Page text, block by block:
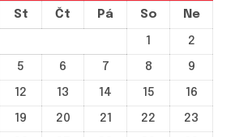
St Čt Pá So Ne
1
2
5 6 7 8
9
12 13 14 15
16
19 20 21 22
23